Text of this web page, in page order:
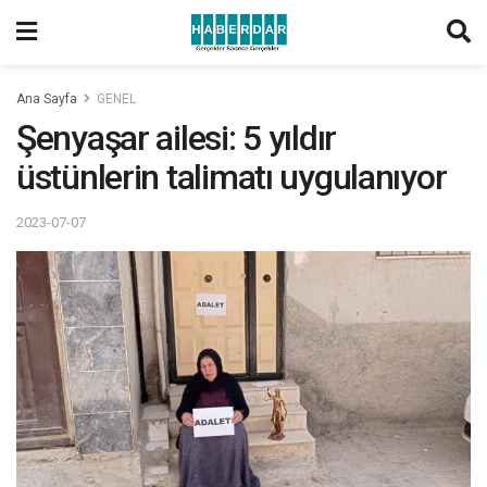
Ana Sayfa GENEL
Şenyaşar ailesi: 5 yıldır
üstünlerin talimatı uygulanıyor
2023-07-07